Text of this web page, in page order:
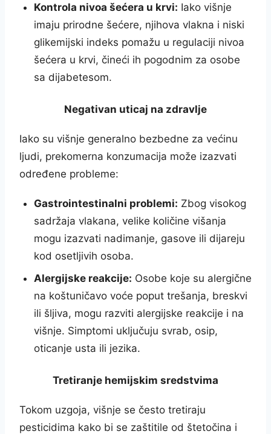
Kontrola nivoa šećera u krvi: Iako višnje
imaju prirodne šećere, njihova vlakna i niski
glikemijski indeks pomažu u regulaciji nivoa
šećera u krvi, čineći ih pogodnim za osobe
sa dijabetesom.
Negativan uticaj na zdravlje
Iako su višnje generalno bezbedne za većinu
ljudi, prekomerna konzumacija može izazvati
određene probleme:
Gastrointestinalni problemi: Zbog visokog
sadržaja vlakana, velike količine višanja
mogu izazvati nadimanje, gasove ili dijareju
kod osetljivih osoba.
Alergijske reakcije: Osobe koje su alergične
na koštuničavo voće poput trešanja, breskvi
ili šljiva, mogu razviti alergijske reakcije i na
višnje. Simptomi uključuju svrab, osip,
oticanje usta ili jezika.
Tretiranje hemijskim sredstvima
Tokom uzgoja, višnje se često tretiraju
pesticidima kako bi se zaštitile od štetočina i